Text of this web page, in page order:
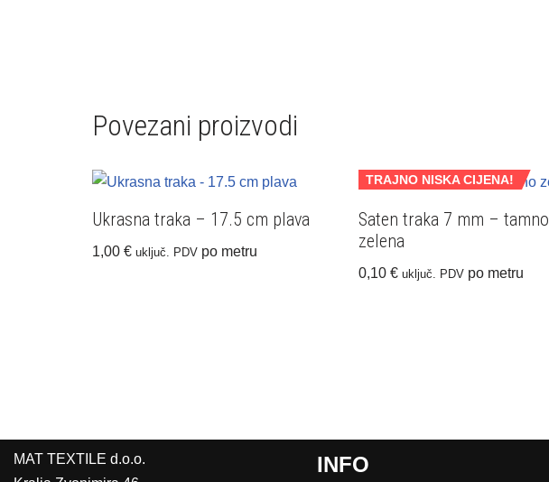
Povezani proizvodi
Ukrasna traka – 17.5 cm plava
1,00 € uključ. PDV po metru
TRAJNO NISKA CIJENA!
Saten traka 7 mm – tamno
zelena
0,10 € uključ. PDV po metru
MAT TEXTILE d.o.o.
INFO